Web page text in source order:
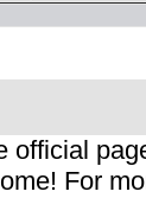
official
For